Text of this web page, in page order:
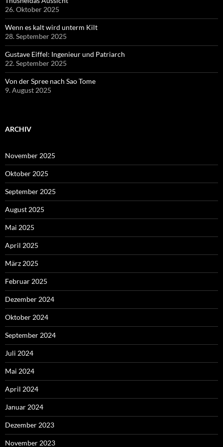
26. Oktober 2025
Wenn es kalt wird unterm Kilt
28. September 2025
Gustave Eiffel: Ingenieur und Patriarch
22. September 2025
Von der Spree nach Sao Tome
9. August 2025
ARCHIV
November 2025
Oktober 2025
September 2025
August 2025
Mai 2025
April 2025
März 2025
Februar 2025
Dezember 2024
Oktober 2024
September 2024
Juli 2024
Mai 2024
April 2024
Januar 2024
Dezember 2023
November 2023